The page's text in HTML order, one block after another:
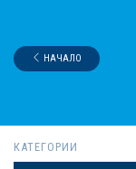
НАЧАЛО
КАТЕГОРИИ